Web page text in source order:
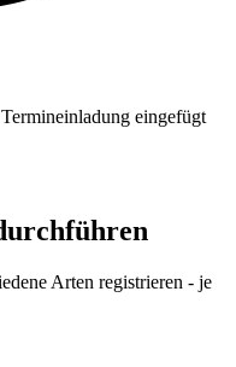
eingefügt
Arten registrieren - je